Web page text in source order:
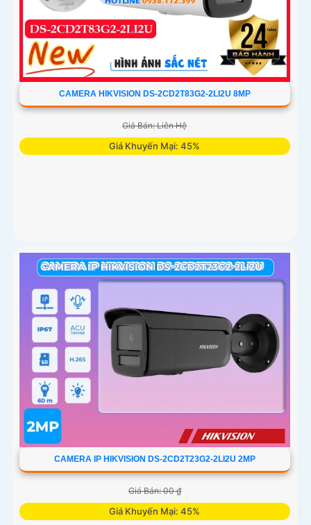
CAMERA HIKVISION DS-2CD2T83G2-2LI2U 8MP
Giá Bán: Liên Hệ
Giá Khuyến Mại: 45%
CAMERA IP HIKVISION DS-2CD2T23G2-2LI2U 2MP
Giá Bán: 00 ₫
Giá Khuyến Mại: 45%